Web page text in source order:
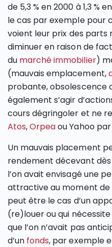
de 5,3 % en 2000 à 1,3 %
le cas par exemple pour
voient leur prix des parts
diminuer en raison de
du marché immobilier)
(mauvais emplacement,
probante, obsolescence
également s’agir
cours dégringoler et ne
Atos,Orpeaou Yahoo
Un mauvais placement
rendement décevant
l’on avait envisagé une
attractive au moment de
peut être le cas d’un
(re)louer ou qui
que l’on n’avait pas
d’un fonds, par exemple